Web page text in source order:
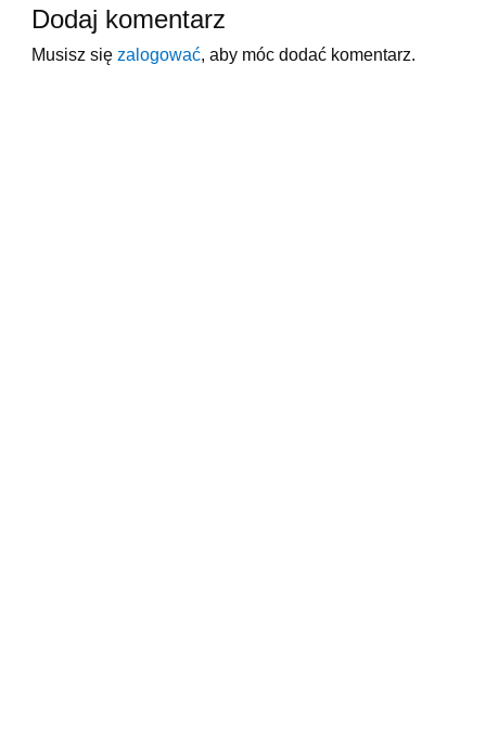
Dodaj komentarz
Musisz się zalogować , aby móc dodać komentarz.